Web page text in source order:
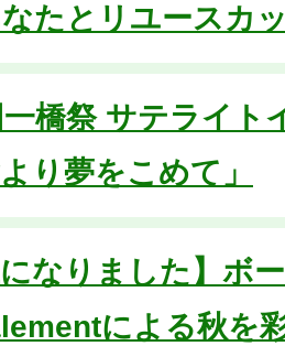
たとリユースカ
橋祭 サテライト
り夢をこめて」
になりました】ボ
による秋を